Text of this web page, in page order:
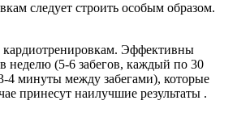
следует строить особым образом.
кардиотренировкам. Эффективны
неделю (5-6 забегов, каждый по 30
4 минуты между забегами), которые
принесут наилучшие результаты .